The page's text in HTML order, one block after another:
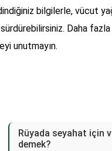
bilgilerle, vücut yağ
Daha
unutmayın.
Rüyada seyahat için
demek?